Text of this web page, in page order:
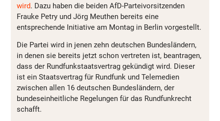
wird. Dazu haben die beiden AfD-Parteivorsitzenden
Frauke Petry und Jörg Meuthen bereits eine
entsprechende Initiative am Montag in Berlin vorgestellt.
Die Partei wird in jenen zehn deutschen Bundesländern,
in denen sie bereits jetzt schon vertreten ist, beantragen,
dass der Rundfunkstaatsvertrag gekündigt wird. Dieser
ist ein Staatsvertrag für Rundfunk und Telemedien
zwischen allen 16 deutschen Bundesländern, der
bundeseinheitliche Regelungen für das Rundfunkrecht
schafft.